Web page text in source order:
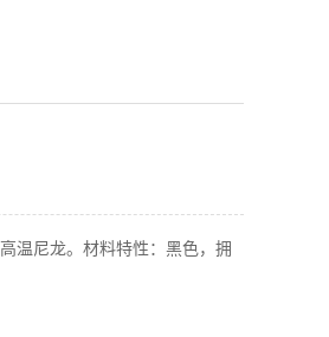
温尼龙。材料特性：黑色，拥